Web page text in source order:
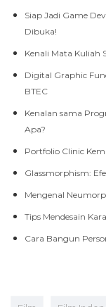
Siap Jadi Game
Dibuka!
Kenali Mata Kuliah
Digital Graphic
BTEC
Kenalan sama
Apa?
Portfolio Clinic
Glassmorphism:
Mengenal
Tips Mendesain
Cara Bangun